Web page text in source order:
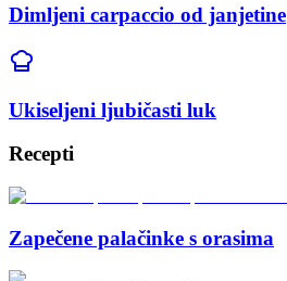
Dimljeni carpaccio od janjetine
Ukiseljeni ljubičasti luk
Recepti
Zapečene palačinke s orasima